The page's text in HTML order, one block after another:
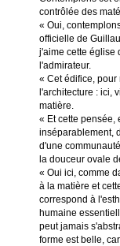
contrôlée des
« Oui,
officielle de
j'aime cette église
l'admirateur.
« Cet édifice,
l'architecture : ici,
matière.
« Et cette pensée,
inséparablement,
d'une
la douceur ovale
« Oui ici, comme
à la matière et
correspond à
humaine
peut jamais
forme est belle,